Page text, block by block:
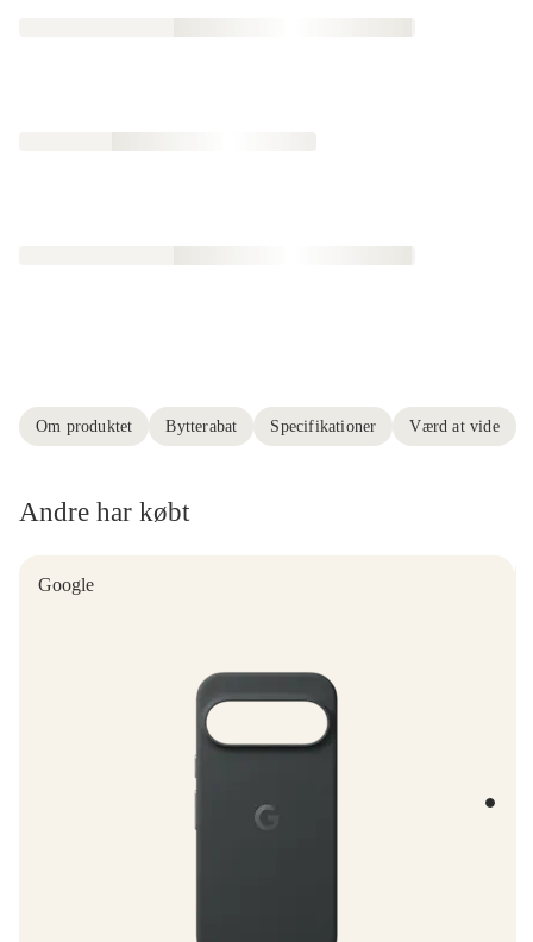
Om produktet Bytterabat Specifikationer Værd at vide
Andre har købt
Google